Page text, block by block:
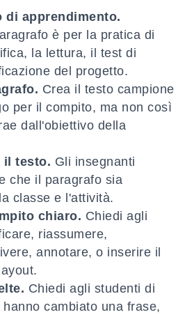
di apprendimento.
è per la pratica di
la lettura, il test di
del progetto.
Crea il testo campione
per il compito, ma non così
dall'obiettivo della
il testo. Gli insegnanti
che il paragrafo sia
classe e l'attività.
chiaro. Chiedi agli
riassumere,
annotare, o inserire il
Chiedi agli studenti di
cambiato una frase,